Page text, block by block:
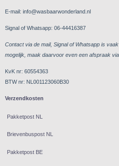
E-mail: info@wasbaarwonderland.nl
Signal of Whatsapp: 06-44416387
Contact via de mail, Signal of Whatsapp is
mogelijk, maak daarvoor even een afspraak via
KvK nr: 60554363
BTW nr: NL001123060B30
Verzendkosten
Pakketpost NL
Brievenbuspost NL
Pakketpost BE